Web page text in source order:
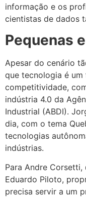
informação e os
cientistas de dados
Pequenas
Apesar do cenário
que tecnologia é
competitividade,
indústria 4.0 da
Industrial (ABDI).
dia, com o tema
tecnologias
indústrias.
Para Andre
Eduardo Piloto,
precisa servir a um